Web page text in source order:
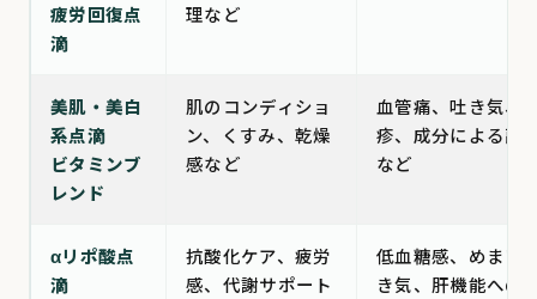
疲労回復点
滴
理など
美肌・美白
系点滴
ビタミンブ
レンド
肌のコンディショ
ン、くすみ、乾燥
感など
血管痛、吐き気、
疹、成分による副
など
αリポ酸点
滴
抗酸化ケア、疲労
感、代謝サポート
低血糖感、めまい
き気、肝機能への